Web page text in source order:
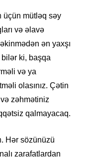
üçün mütləq səy
və əlavə
ən yaxşı
ki, başqa
və ya
olasınız. Çətin
və zəhmətiniz
qalmayacaq.
Hər sözünüzü
zarafatlardan